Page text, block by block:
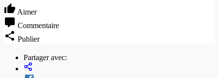
Aimer
Commentaire
Publier
Partager avec: